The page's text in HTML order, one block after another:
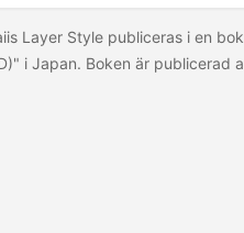
Layer Style publiceras i en
i Japan. Boken är publicerad